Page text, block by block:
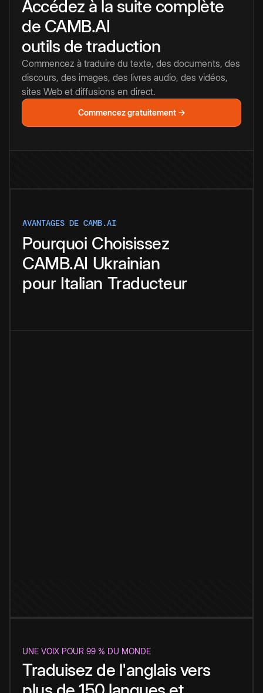
Accédez à la suite complète
de CAMB.AI
outils de traduction
Commencez à traduire du texte, des documents, des
discours, des images, des livres audio, des vidéos,
sites Web et diffusions en direct.
Commencez gratuitement →
AVANTAGES DE CAMB.AI
Pourquoi Choisissez
CAMB.AI Ukrainian
pour Italian Traducteur
UNE VOIX POUR 99 % DU MONDE
Traduisez de l'anglais vers